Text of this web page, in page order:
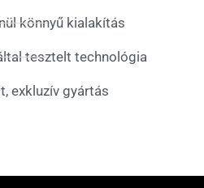
könnyű kialakítás
tesztelt technológia
exkluzív gyártás